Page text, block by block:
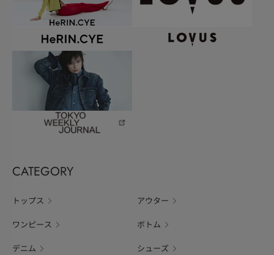
CATEGORY
トップス アウター
ワンピース ボトム
デニム シューズ